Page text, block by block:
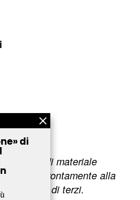
nell’uso di materiale
prontamente alla
dei diritti di terzi.
di